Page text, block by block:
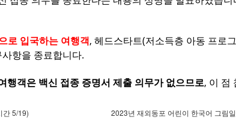
로 입국하는 여행객, 헤드스타트(저소득층 아동 프로
항을 종료합니다.
행객은 백신 접종 증명서 제출 의무가 없으므로, 이 점
간 5/19) 2023년 재외동포 어린이 한국어 그림